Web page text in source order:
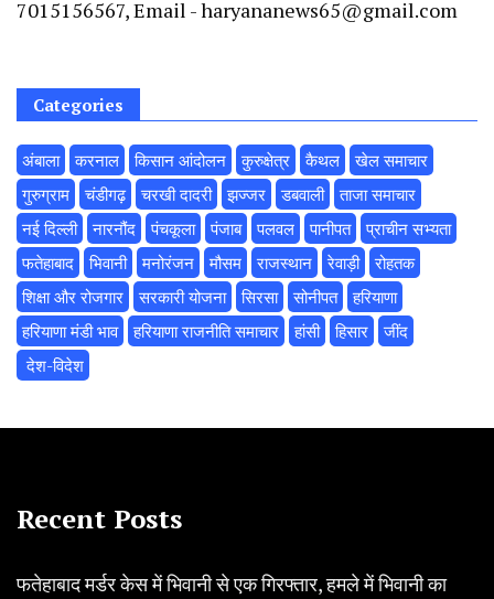
7015156567, Email - haryananews65@gmail.com
Categories
अंबाला करनाल किसान आंदोलन कुरुक्षेत्र कैथल
खेल समाचार
गुरुग्राम
चंडीगढ़ चरखी दादरी झज्जर डबवाली
ताजा समाचार
नई दिल्ली
नारनौंद पंचकूला पंजाब पलवल पानीपत
प्राचीन सभ्यता
फतेहाबाद
भिवानी मनोरंजन मौसम राजस्थान रेवाड़ी
रोहतक
शिक्षा और रोजगार
सरकारी योजना सिरसा सोनीपत
हरियाणा
हरियाणा मंडी भाव
हरियाणा राजनीति समाचार हांसी हिसार
‌जींद
‌ देश-विदेश
Recent Posts
फतेहाबाद मर्डर केस में भिवानी से एक गिरफ्तार, हमले में भिवानी का